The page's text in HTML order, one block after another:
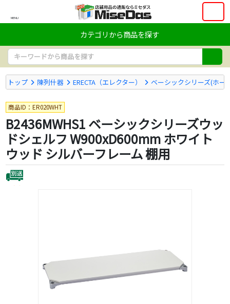
MENU
カテゴリから商品を探す
トップ 陳列什器 ERECTA（エレクター） ベーシックシリーズ(ホー
商品ID：ER020WHT
B2436MWHS1 ベーシックシリーズウッ
ドシェルフ W900xD600mm ホワイト
ウッド シルバーフレーム 棚用